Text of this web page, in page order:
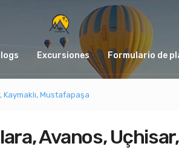
Excursiones Formulario de
Mustafapaşa
Avanos,